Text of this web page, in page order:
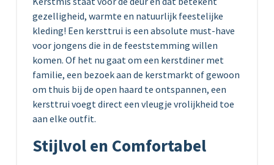
gezelligheid, warmte en natuurlijk feestelijke
kleding! Een kersttrui is een absolute must-have
voor jongens die in de feeststemming willen
komen. Of het nu gaat om een kerstdiner met
familie, een bezoek aan de kerstmarkt of gewoon
om thuis bij de open haard te ontspannen, een
kersttrui voegt direct een vleugje vrolijkheid toe
aan elke outfit.
Stijlvol en Comfortabel